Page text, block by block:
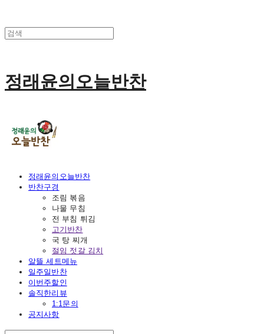
정래윤의오늘반찬
정래윤의오늘반찬
반찬구경
조림 볶음
나물 무침
전 부침 튀김
고기반찬
국 탕 찌개
절임 젓갈 김치
알뜰 세트메뉴
일주일반찬
이번주할인
솔직한리뷰
1:1문의
공지사항